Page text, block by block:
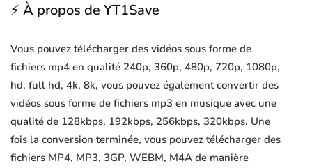
⚡ À propos de YT1Save
Vous pouvez télécharger des vidéos sous forme de
fichiers mp4 en qualité 240p, 360p, 480p, 720p, 1080p,
hd, full hd, 4k, 8k, vous pouvez également convertir des
vidéos sous forme de fichiers mp3 en musique avec une
qualité de 128kbps, 192kbps, 256kbps, 320kbps. Une
fois la conversion terminée, vous pouvez télécharger des
fichiers MP4, MP3, 3GP, WEBM, M4A de manière